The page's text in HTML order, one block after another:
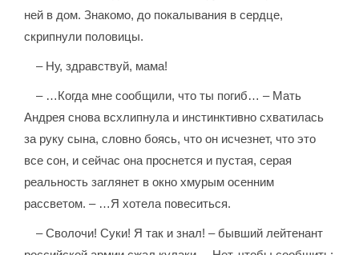
ней в дом. Знакомо, до покалывания в сердце,
скрипнули половицы.
– Ну, здравствуй, мама!
– …Когда мне сообщили, что ты погиб… – Мать
Андрея снова всхлипнула и инстинктивно схватилась
за руку сына, словно боясь, что он исчезнет, что это
все сон, и сейчас она проснется и пустая, серая
реальность заглянет в окно хмурым осенним
рассветом. – …Я хотела повеситься.
– Сволочи! Суки! Я так и знал! – бывший лейтенант